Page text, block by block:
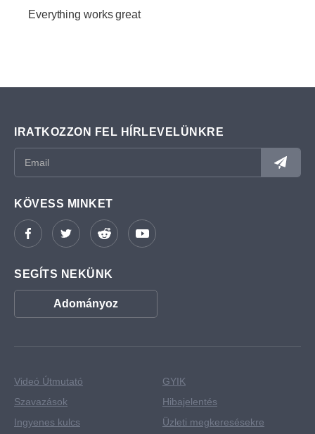
Everything works great
IRATKOZZON FEL HÍRLEVELÜNKRE
KÖVESS MINKET
SEGÍTS NEKÜNK
Adományoz
Videó Útmutató
Szavazások
Ingyenes kulcs
GYIK
Hibajelentés
Üzleti megkeresésekre